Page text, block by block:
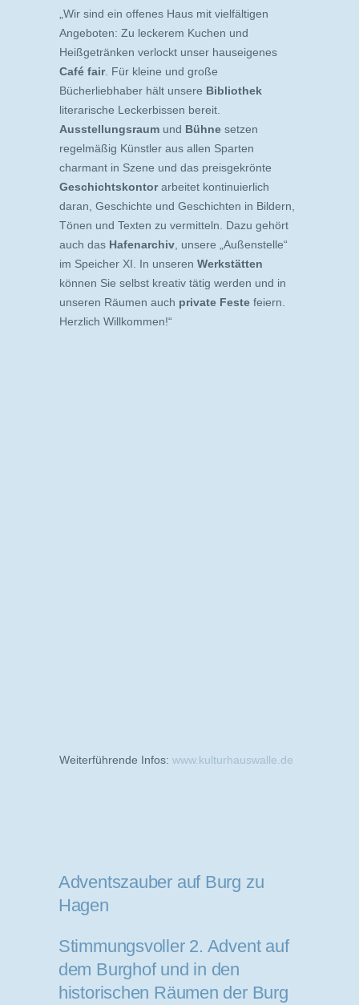
„Wir sind ein offenes Haus mit vielfältigen
Angeboten: Zu leckerem Kuchen und
Heißgetränken verlockt unser hauseigenes
Café fair. Für kleine und große
Bücherliebhaber hält unsere Bibliothek
literarische Leckerbissen bereit.
Ausstellungsraum und Bühne setzen
regelmäßig Künstler aus allen Sparten
charmant in Szene und das preisgekrönte
Geschichtskontorarbeitet kontinuierlich
daran, Geschichte und Geschichten in Bildern,
Tönen und Texten zu vermitteln. Dazu gehört
auch das Hafenarchiv , unsere „Außenstelle“
im Speicher XI. In unseren Werkstätten
können Sie selbst kreativ tätig werden und in
unseren Räumen auch private Feste feiern.
Herzlich Willkommen!“
Weiterführende Infos: www.kulturhauswalle.de
Adventszauber auf Burg zu
Hagen
Stimmungsvoller 2. Advent auf
dem Burghof und in den
historischen Räumen der Burg